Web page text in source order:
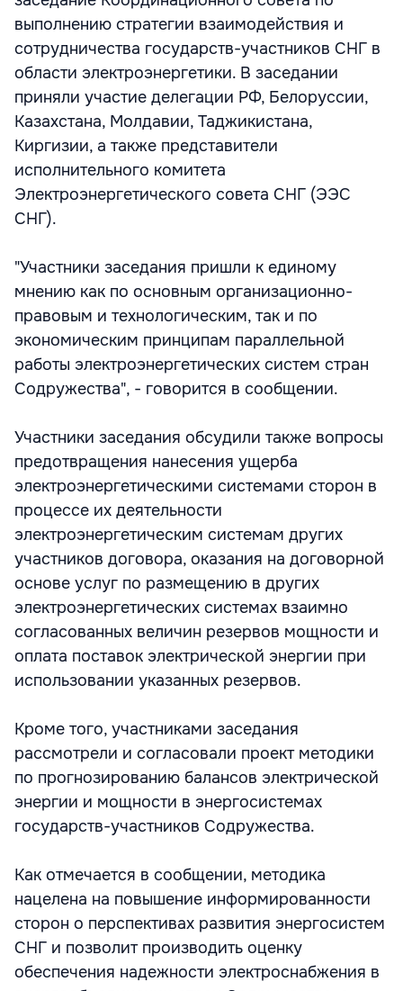
выполнению стратегии взаимодействия и
сотрудничества государств-участников СНГ в
области электроэнергетики. В заседании
приняли участие делегации РФ, Белоруссии,
Казахстана, Молдавии, Таджикистана,
Киргизии, а также представители
исполнительного комитета
Электроэнергетического совета СНГ (ЭЭС
СНГ).
"Участники заседания пришли к единому
мнению как по основным организационно-
правовым и технологическим, так и по
экономическим принципам параллельной
работы электроэнергетических систем стран
Содружества", - говорится в сообщении.
Участники заседания обсудили также вопросы
предотвращения нанесения ущерба
электроэнергетическими системами сторон в
процессе их деятельности
электроэнергетическим системам других
участников договора, оказания на договорной
основе услуг по размещению в других
электроэнергетических системах взаимно
согласованных величин резервов мощности и
оплата поставок электрической энергии при
использовании указанных резервов.
Кроме того, участниками заседания
рассмотрели и согласовали проект методики
по прогнозированию балансов электрической
энергии и мощности в энергосистемах
государств-участников Содружества.
Как отмечается в сообщении, методика
нацелена на повышение информированности
сторон о перспективах развития энергосистем
СНГ и позволит производить оценку
обеспечения надежности электроснабжения в